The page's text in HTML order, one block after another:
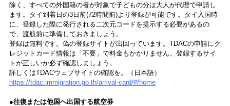
除く、すべての外国籍の者が対象で子どもの分は大人が代理で申請し
ます。タイ到着日の3日前(72時間前)より登録が可能です。タイ入国時
に、登録した際に発行される二次元コードを提示する必要があるの
で、渡航前に準備しておきましょう。
登録は無料です。偽の登録サイトが出回っています。TDACの申請にク
レジットカード情報は「不要」で料金もかかりません。登録するサイ
トが正しいか必ず確認しましょう。
詳しくはTDACウェブサイトの確認を。（日本語）
https://tdac.immigration.go.th/arrival-card/#/home
●往復または他国へ出国する航空券